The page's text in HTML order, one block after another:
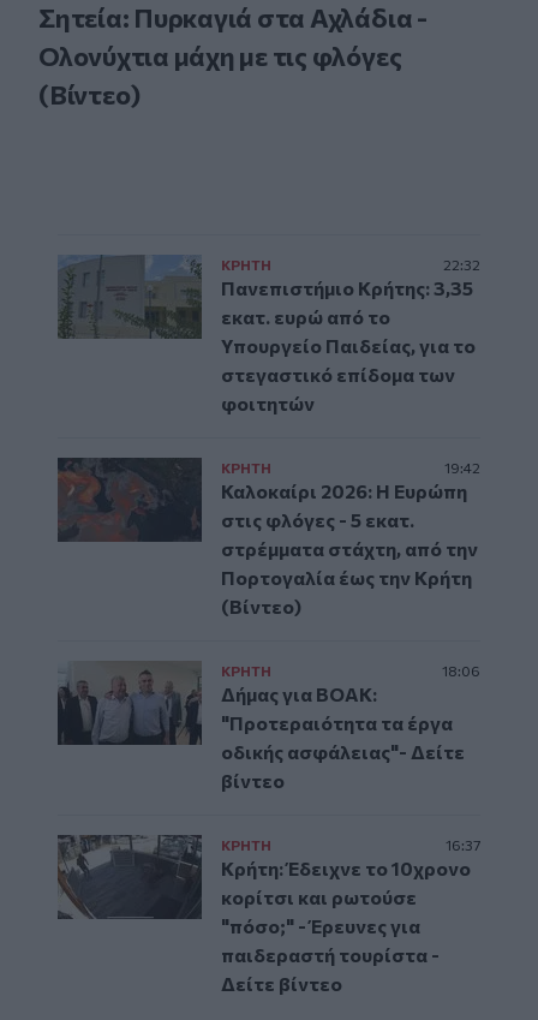
Σητεία: Πυρκαγιά στα Αχλάδια -
Ολονύχτια μάχη με τις φλόγες
(Βίντεο)
ΚΡΗΤΗ 22:32
Πανεπιστήμιο Κρήτης: 3,35
εκατ. ευρώ από το
Υπουργείο Παιδείας, για το
στεγαστικό επίδομα των
φοιτητών
ΚΡΗΤΗ 19:42
Καλοκαίρι 2026: Η Ευρώπη
στις φλόγες - 5 εκατ.
στρέμματα στάχτη, από την
Πορτογαλία έως την Κρήτη
(Βίντεο)
ΚΡΗΤΗ 18:06
Δήμας για ΒΟΑΚ:
"Προτεραιότητα τα έργα
οδικής ασφάλειας"- Δείτε
βίντεο
ΚΡΗΤΗ 16:37
Κρήτη: Έδειχνε το 10χρονο
κορίτσι και ρωτούσε
"πόσο;" - Έρευνες για
παιδεραστή τουρίστα -
Δείτε βίντεο